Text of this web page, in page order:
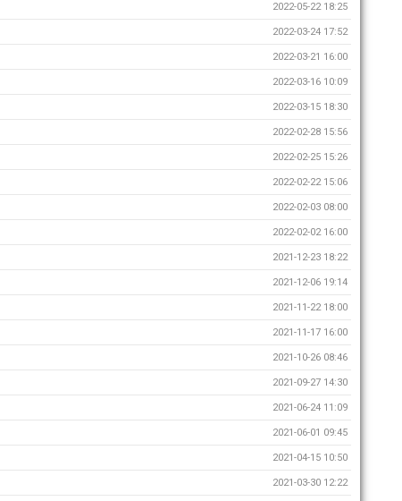
2022-05-22 18:25
2022-03-24 17:52
2022-03-21 16:00
2022-03-16 10:09
2022-03-15 18:30
2022-02-28 15:56
2022-02-25 15:26
2022-02-22 15:06
2022-02-03 08:00
2022-02-02 16:00
2021-12-23 18:22
2021-12-06 19:14
2021-11-22 18:00
2021-11-17 16:00
2021-10-26 08:46
2021-09-27 14:30
2021-06-24 11:09
2021-06-01 09:45
2021-04-15 10:50
2021-03-30 12:22